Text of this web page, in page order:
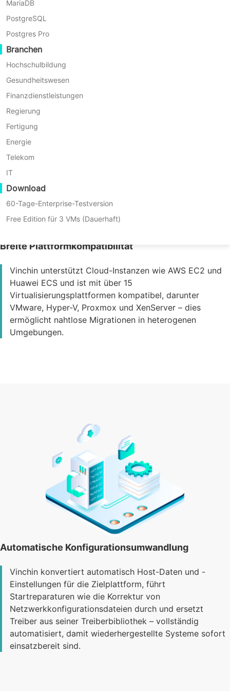
MariaDB
PostgreSQL
Postgres Pro
Branchen
Hochschulbildung
Gesundheitswesen
Finanzdienstleistungen
Regierung
Fertigung
Energie
Telekom
IT
Download
60-Tage-Enterprise-Testversion
Free Edition für 3 VMs (Dauerhaft)
Hauptvorteile der Vinchin
C2V-Migration
Breite Plattformkompatibilität
Vinchin unterstützt Cloud-Instanzen wie AWS EC2 und
Huawei ECS und ist mit über 15
Virtualisierungsplattformen kompatibel, darunter
VMware, Hyper-V, Proxmox und XenServer – dies
ermöglicht nahtlose Migrationen in heterogenen
Umgebungen.
Automatische Konfigurationsumwandlung
Vinchin konvertiert automatisch Host-Daten und -
Einstellungen für die Zielplattform, führt
Startreparaturen wie die Korrektur von
Netzwerkkonfigurationsdateien durch und ersetzt
Treiber aus seiner Treiberbibliothek – vollständig
automatisiert, damit wiederhergestellte Systeme sofort
einsatzbereit sind.